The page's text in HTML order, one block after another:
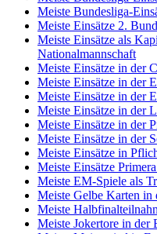
Meiste Bundesliga-
Meiste Einsätze 2.
Meiste Einsätze als
Nationalmannschaft
Meiste Einsätze in der
Meiste Einsätze in der
Meiste Einsätze in der
Meiste Einsätze in der
Meiste Einsätze in der
Meiste Einsätze in der
Meiste Einsätze in
Meiste Einsätze
Meiste EM-Spiele als
Meiste Gelbe Karten in
Meiste
Meiste Jokertore in der